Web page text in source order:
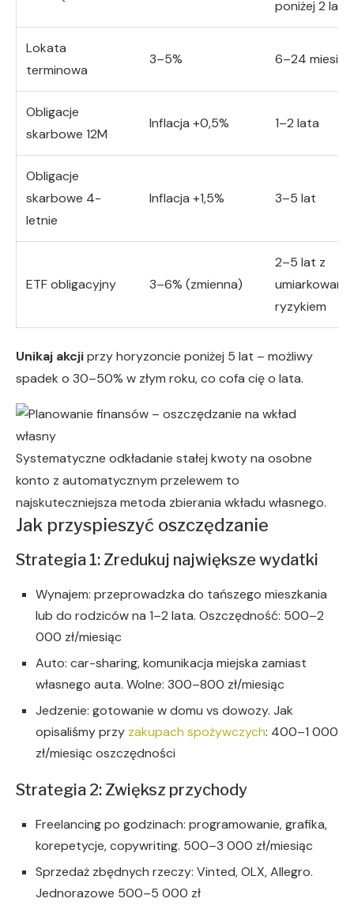
poniżej 2 lat
Lokata
terminowa
3–5% 6–24
Obligacje
skarbowe 12M
Inflacja +0,5% 1–2 lata
Obligacje
skarbowe 4-
letnie
Inflacja +1,5% 3–5 lat
ETF obligacyjny 3–6% (zmienna)
2–5 lat z
ryzykiem
Unikaj akcjiprzy horyzoncie poniżej 5 lat – możliwy
spadek o 30–50% w złym roku, co cofa cię o lata.
Systematyczne odkładanie stałej kwoty na osobne
konto z automatycznym przelewem to
najskuteczniejsza metoda zbierania wkładu własnego.
Jak przyspieszyć oszczędzanie
Strategia 1: Zredukuj największe wydatki
Wynajem: przeprowadzka do tańszego mieszkania
lub do rodziców na 1–2 lata. Oszczędność: 500–2
000 zł/miesiąc
Auto: car-sharing, komunikacja miejska zamiast
własnego auta. Wolne: 300–800 zł/miesiąc
Jedzenie: gotowanie w domu vs dowozy. Jak
opisaliśmy przy zakupach spożywczych: 400–1 000
zł/miesiąc oszczędności
Strategia 2: Zwiększ przychody
Freelancing po godzinach: programowanie, grafika,
korepetycje, copywriting. 500–3 000 zł/miesiąc
Sprzedaż zbędnych rzeczy: Vinted, OLX, Allegro.
Jednorazowe 500–5 000 zł